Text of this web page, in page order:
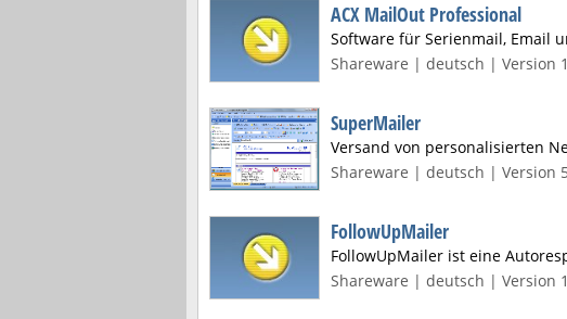
ACX MailOut Professional
Software für Serienmail, Email
Shareware | deutsch | Version
SuperMailer
Versand von personalisierten
Shareware | deutsch | Version
FollowUpMailer
FollowUpMailer ist eine
Shareware | deutsch | Version